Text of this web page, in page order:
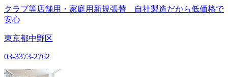
クラブ等店舗用・家庭用新規張替 自社製造だから低価格で
安心
東京都中野区
03-3373-2762